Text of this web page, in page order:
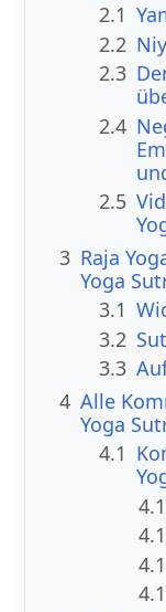
2.1
2.2
2.3
2.4
2.5
3 Raja
Yoga
3.1
3.2
3.3
4 Alle
Yoga
4.1